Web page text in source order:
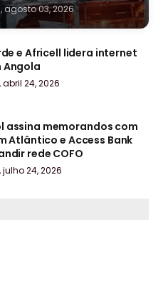
03, 2026
e Africell lidera internet
Angola
24, 2026
assina memorandos com
Atlântico e Access Bank
rede COFO
24, 2026